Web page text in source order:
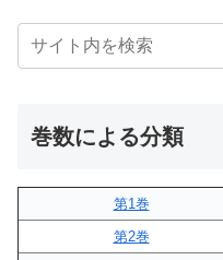
巻数による分類
第1巻
第2巻